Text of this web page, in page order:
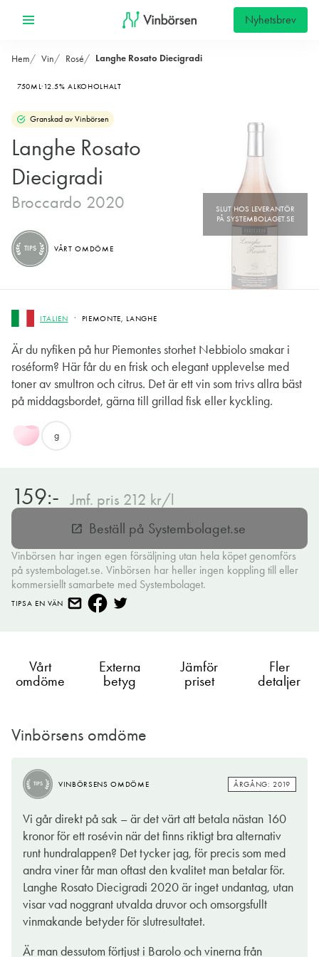
Nyhetsbrev
Hem Vin Rosé Langhe Rosato Diecigradi
750ML 12.5% ALKOHOLHALT
Granskad av Vinbörsen
Langhe Rosato
Diecigradi
Broccardo 2020
ITALIEN PIEMONTE, LANGHE
Är du nyfiken på hur Piemontes storhet Nebbiolo smakar i
roséform? Här får du en frisk och elegant upplevelse med
toner av smultron och citrus. Det är ett vin som trivs allra bäst
på middagsbordet, gärna till grillad fisk eller kyckling.
TIPS VÅRT OMDÖME
g
159:- Jmf. pris 212 kr/l
open_in_new Beställ på Systembolaget.se
Vinbörsen har ingen egen försäljning utan hela köpet genomförs
på systembolaget.se. Vinbörsen har heller ingen koppling till eller
kommersiellt samarbete med Systembolaget.
TIPSA EN VÄN
Vårt
omdöme
Externa
betyg
Jämför
priset
Fler
detaljer
Vinbörsens omdöme
TIPS VINBÖRSENS OMDÖME ÅRGÅNG: 2019
Vi går direkt på sak – är det värt att betala nästan 160
kronor för ett rosévin när det finns riktigt bra alternativ
runt hundralappen? Det tycker jag, för precis som med
andra viner får man oftast den kvalitet man betalar för.
Langhe Rosato Diecigradi 2020 är inget undantag, utan
visar vad noggrant utvalda druvor och omsorgsfullt
vinmakande betyder för slutresultatet.
Är man dessutom förtjust i Barolo och vinerna från